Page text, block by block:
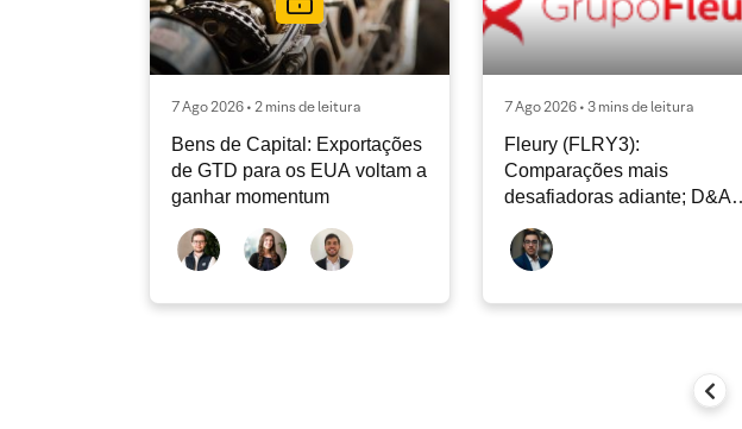
7 Ago 2026 • 2 mins de leitura
Bens de Capital: Exportações
de GTD para os EUA voltam a
ganhar momentum
7 Ago 2026 • 3 mins de leitura
Fleury (FLRY3):
Comparações mais
desafiadoras adiante; D&A
deve permanecer nos níveis
atuais